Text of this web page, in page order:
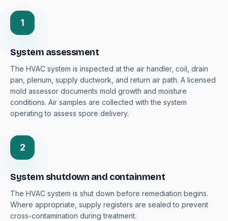
1
System assessment
The HVAC system is inspected at the air handler, coil, drain
pan, plenum, supply ductwork, and return air path. A licensed
mold assessor documents mold growth and moisture
conditions. Air samples are collected with the system
operating to assess spore delivery.
2
System shutdown and containment
The HVAC system is shut down before remediation begins.
Where appropriate, supply registers are sealed to prevent
cross-contamination during treatment.